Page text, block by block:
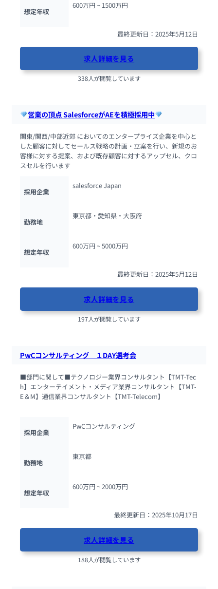
想定年収
600万円 ~ 1500万円
最終更新日：2025年5月12日
求人詳細を見る
338人が閲覧しています
営業の頂点 SalesforceがAEを積極採用中
関東/関西/中部近郊 においてのエンタープライズ企業を中心と
した顧客に対してセールス戦略の計画・立案を行い、新規のお
客様に対する提案、および既存顧客に対するアップセル、クロ
スセルを行います
採用企業
salesforce Japan
勤務地
東京都・愛知県・大阪府
想定年収
600万円 ~ 5000万円
最終更新日：2025年5月12日
求人詳細を見る
197人が閲覧しています
PwCコンサルティング　１DAY選考会
■部門に関して■テクノロジー業界コンサルタント【TMT-Tec
h】エンターテイメント・メディア業界コンサルタント【TMT-
E＆M】通信業界コンサルタント【TMT-Telecom】
採用企業
PwCコンサルティング
勤務地
東京都
想定年収
600万円 ~ 2000万円
最終更新日：2025年10月17日
求人詳細を見る
188人が閲覧しています